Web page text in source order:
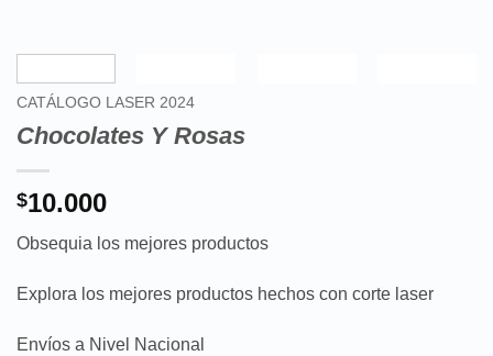
CATÁLOGO LASER 2024
Chocolates Y Rosas
$10.000
Obsequia los mejores productos
Explora los mejores productos hechos con corte laser
Envíos a Nivel Nacional